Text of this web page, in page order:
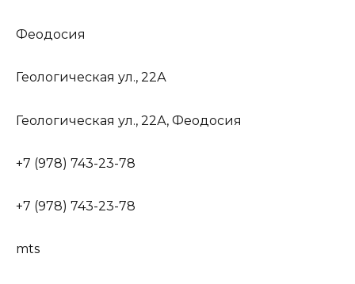
Феодосия
Геологическая ул., 22А
Геологическая ул., 22А, Феодосия
+7 (978) 743-23-78
+7 (978) 743-23-78
mts